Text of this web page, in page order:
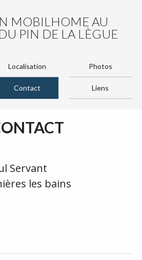
MOBILHOME AU
PIN DE LA LÈGUE
Localisation Photos
Contact Liens
Servant
les bains